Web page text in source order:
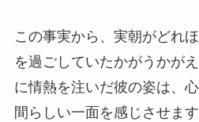
この事実から、実朝がどれ
を過ごしていたかがうかが
に情熱を注いだ彼の姿は、
間らしい一面を感じさせます